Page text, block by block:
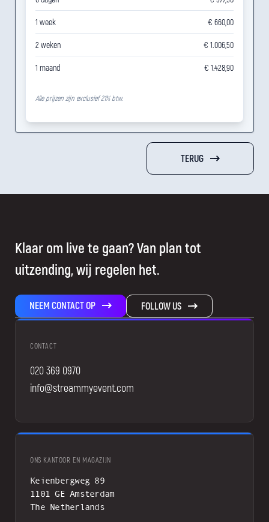
1 week € 660,00
2 weken € 1.006,50
1 maand € 1.428,90
Alle prijzen zijn exclusief 21% btw.
TERUG
Klaar om live te gaan? Van plan tot
uitzending, wij regelen het.
NEEM CONTACT OP FOLLOW US
CONTACT
020 369 0970
info@streammyevent.com
ONS KANTOOR EN MAGAZIJN
Keienbergweg 89
1101 GE Amsterdam
The Netherlands